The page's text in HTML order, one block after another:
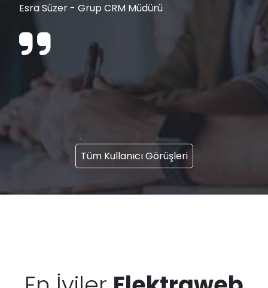
Esra Süzer - Grup CRM Müdürü
Tüm Kullanıcı Görüşleri